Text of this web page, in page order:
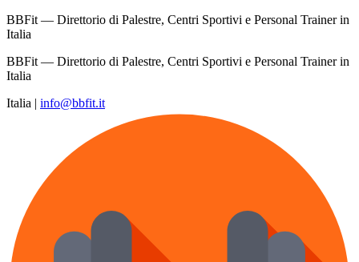
BBFit — Direttorio di Palestre, Centri Sportivi e Personal Trainer in
Italia
BBFit — Direttorio di Palestre, Centri Sportivi e Personal Trainer in
Italia
Italia | info@bbfit.it